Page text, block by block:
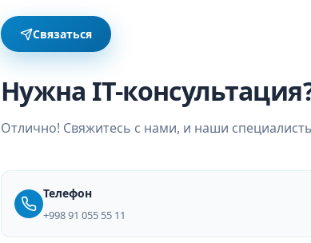
Связаться
Нужна IT-
Отлично! Свяжитесь с нами, и наши
Телефон
+998 91 055 55 11